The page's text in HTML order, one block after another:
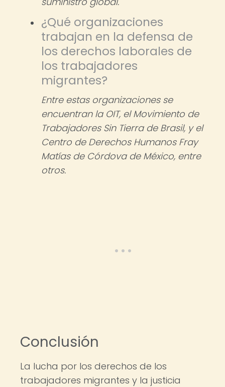
¿Qué organizaciones
trabajan en la defensa de
los derechos laborales de
los trabajadores
migrantes?
Entre estas organizaciones se
encuentran la OIT, el Movimiento de
Trabajadores Sin Tierra de Brasil, y el
Centro de Derechos Humanos Fray
Matías de Córdova de México, entre
otros.
Conclusión
La lucha por los derechos de los
trabajadores migrantes y la justicia